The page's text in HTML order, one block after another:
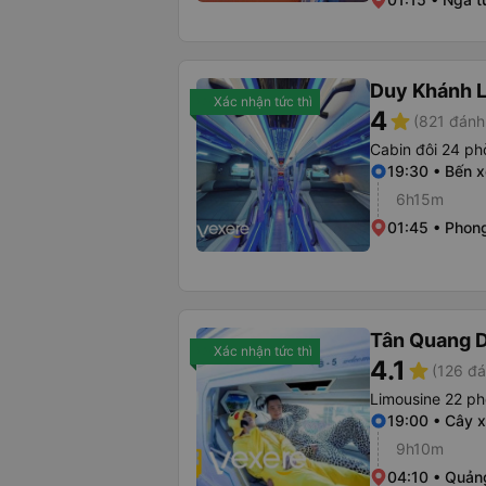
Xác nhận tức thì Duy Khánh
4star (821
Cabin đôi 24
19:30 • Bến
6h15m
01:45 •
Xác nhận tức thì Tân Quang
4.1 star (126
Limousine 22
19:00 • Cây
9h10m
04:10 •